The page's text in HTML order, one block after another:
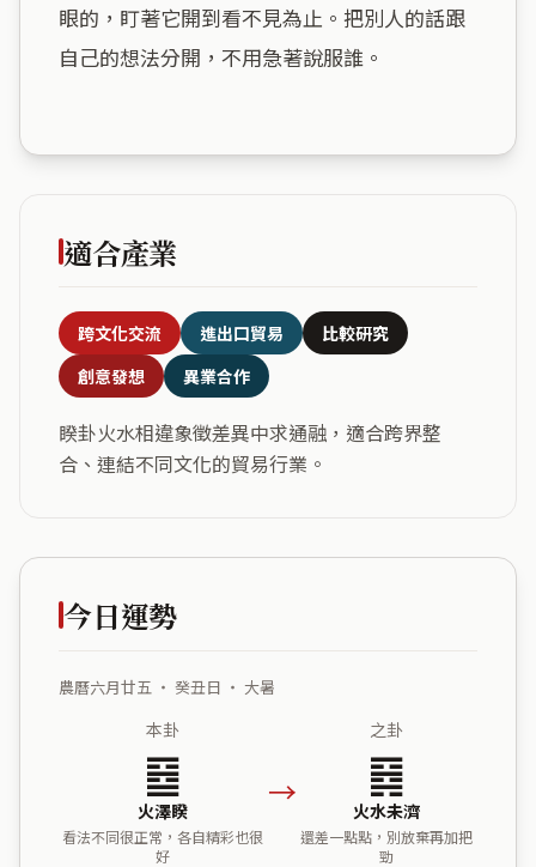
眼的，盯著它開到看不見為止。把別人的話跟
自己的想法分開，不用急著說服誰。
適合產業
跨文化交流 進出口貿易
比較研究
創意發想
異業合作
睽卦火水相違象徵差異中求通融，適合跨界整
合、連結不同文化的貿易行業。
今日運勢
農曆六月廿五 ・ 癸丑日 ・ 大暑
本卦
䷥
火澤睽
看法不同很正常，各自精彩也很
好
→
之卦
䷿
火水未濟
還差一點點，別放棄再加把
勁